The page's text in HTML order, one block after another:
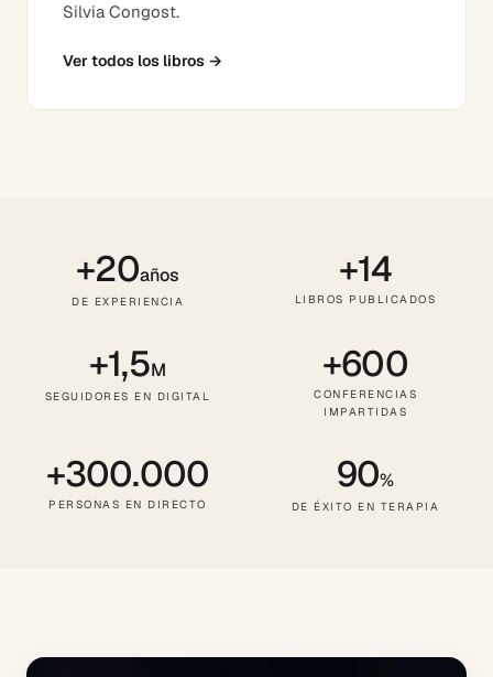
Silvia Congost.
Ver todos los libros →
+20años
DE EXPERIENCIA
+14
LIBROS PUBLICADOS
+1,5M
SEGUIDORES EN DIGITAL
+600
CONFERENCIAS
IMPARTIDAS
+300.000
PERSONAS EN DIRECTO
90%
DE ÉXITO EN TERAPIA